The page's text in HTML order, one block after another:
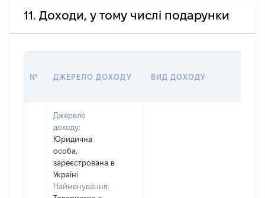
11. Доходи, у тому числі подарунки
№ ДЖЕРЕЛО ДОХОДУ ВИД ДОХОДУ
Джерело
доходу:
Юридична
особа,
зареєстрована в
Україні
Найменування: